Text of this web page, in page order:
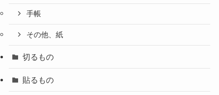
手帳
その他、紙
切るもの
貼るもの